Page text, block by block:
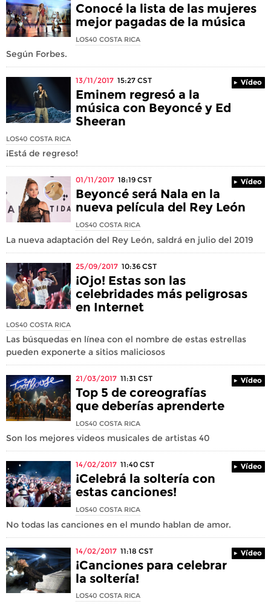
Conocé la lista de las mujeres
mejor pagadas de la música
LOS40 COSTA RICA
Según Forbes.
13/11/2017 15:27 CST Vídeo
Eminem regresó a la
música con Beyoncé y Ed
Sheeran
LOS40 COSTA RICA
¡Está de regreso!
01/11/2017 18:19 CST Vídeo
Beyoncé será Nala en la
nueva película del Rey León
LOS40 COSTA RICA
La nueva adaptación del Rey León, saldrá en julio del 2019
25/09/2017 10:36 CST
¡Ojo! Estas son las
celebridades más peligrosas
en Internet
LOS40 COSTA RICA
Las búsquedas en línea con el nombre de estas estrellas
pueden exponerte a sitios maliciosos
21/03/2017 11:31 CST Vídeo
Top 5 de coreografías
que deberías aprenderte
LOS40 COSTA RICA
Son los mejores videos musicales de artistas 40
14/02/2017 11:40 CST Vídeo
¡Celebrá la soltería con
estas canciones!
LOS40 COSTA RICA
No todas las canciones en el mundo hablan de amor.
14/02/2017 11:18 CST Vídeo
¡Canciones para celebrar
la soltería!
LOS40 COSTA RICA